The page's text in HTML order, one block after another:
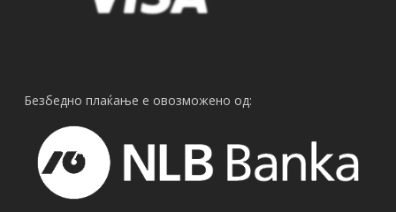
Безбедно плаќање е овозможено од: